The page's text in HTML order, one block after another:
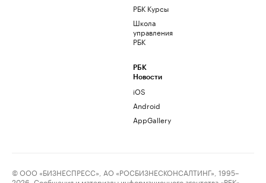
РБК Курсы
Школа
управления
РБК
РБК
Новости
iOS
Android
AppGallery
© ООО «БИЗНЕСПРЕСС», АО «РОСБИЗНЕСКОНСАЛТИНГ», 1995–